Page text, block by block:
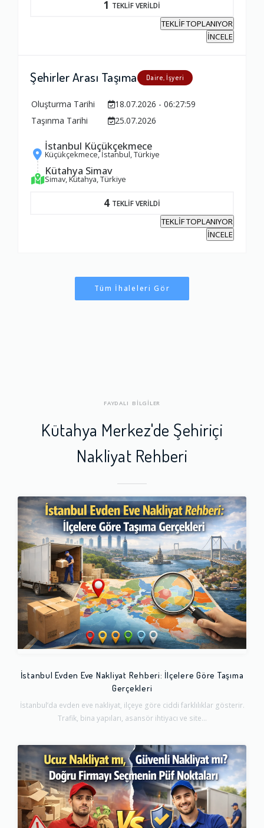
1 TEKLİF VERİLDİ
TEKLİF TOPLANIYOR
İNCELE
Şehirler Arası Taşıma Daire, İşyeri
Oluşturma Tarihi
18.07.2026 - 06:27:59
Taşınma Tarihi
25.07.2026
İstanbul Küçükçekmece
Küçükçekmece, İstanbul, Türkiye
Kütahya Simav
Simav, Kütahya, Türkiye
4 TEKLİF VERİLDİ
TEKLİF TOPLANIYOR
İNCELE
Tüm İhaleleri Gör
FAYDALI BİLGİLER
Kütahya Merkez'de Şehiriçi
Nakliyat Rehberi
İstanbul Evden Eve Nakliyat Rehberi: İlçelere Göre Taşıma
Gerçekleri
İstanbul’da evden eve nakliyat, ilçeye göre ciddi farklılıklar gösterir.
Trafik, bina yapıları, asansör ihtiyacı ve site...